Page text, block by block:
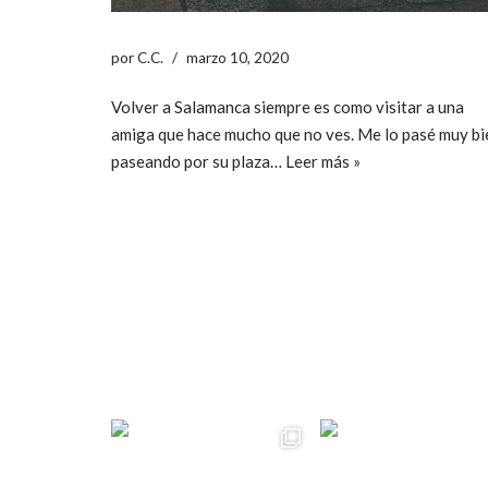
porC.C. marzo 10, 2020
Volver a Salamanca siempre es como visitar a una
amiga que hace mucho que no ves. Me lo pasé muy
paseando por su plaza… Leer más »